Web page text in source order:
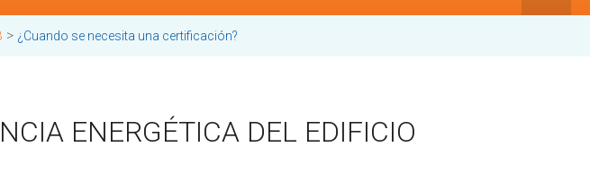
> ¿Cuando se necesita una certificación?
ENERGÉTICA DEL EDIFICIO